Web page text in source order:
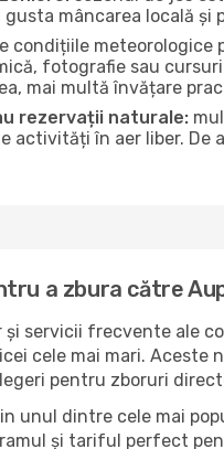
mâncarea locală
condițiile
fotografie sau
mai multă învățare
rezervații naturale:
activități în aer liber. De
a zbura către
servicii frecvente ale
cele mai mari.
pentru zboruri
unul dintre cele mai
și tariful perfect